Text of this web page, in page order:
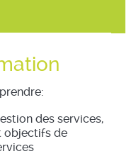
des services,
objectifs de